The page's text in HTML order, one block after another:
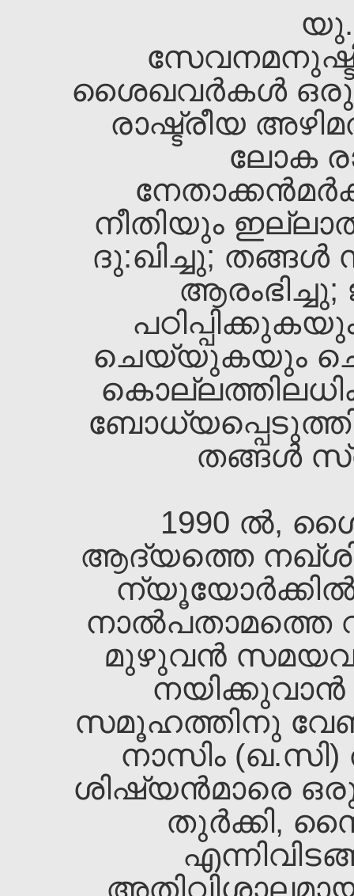
ശൈഖവര്‍കള്‍
രാഷ്ട്രീയ
ലോക
നീതിയും
ദു:ഖിച്ചു;
ആരംഭിച്ചു;
ചെയ്യുകയും
തങ്ങള്‍
1990 ല്‍,
ആദ്യത്തെ
ന്യൂയോര്‍ക്കില്‍
മുഴുവന്‍
നയിക്കുവാന്‍
സമൂഹത്തിനു
നാസിം (ഖ.സി)
ശിഷ്യന്‍മാരെ
തുര്‍ക്കി,